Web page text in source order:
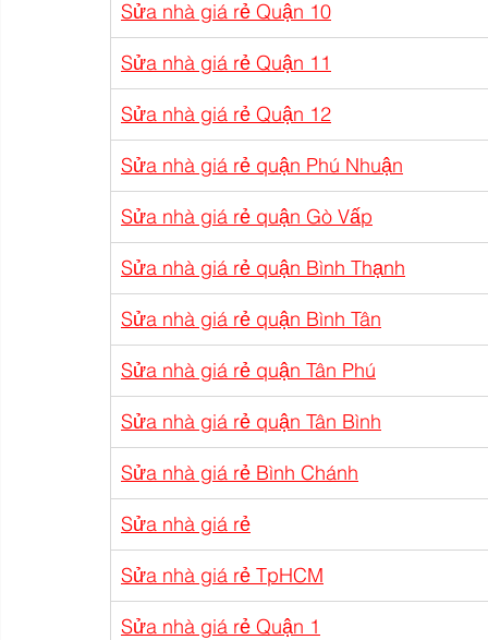
Sửa nhà giá rẻ Quận 10
Sửa nhà giá rẻ Quận 11
Sửa nhà giá rẻ Quận 12
Sửa nhà giá rẻ quận Phú Nhuận
Sửa nhà giá rẻ quận Gò Vấp
Sửa nhà giá rẻ quận Bình Thạnh
Sửa nhà giá rẻ quận Bình Tân
Sửa nhà giá rẻ quận Tân Phú
Sửa nhà giá rẻ quận Tân Bình
Sửa nhà giá rẻ Bình Chánh
Sửa nhà giá rẻ
Sửa nhà giá rẻ TpHCM
Sửa nhà giá rẻ Quận 1